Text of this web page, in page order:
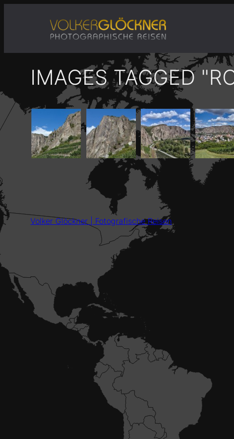
IMAGES TAGGED
Volker Glöckner | Fotografische Reisen